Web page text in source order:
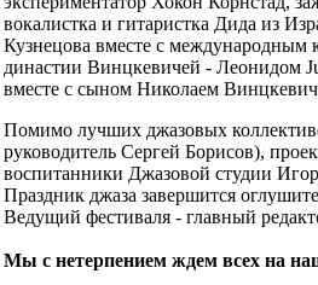
вокалистка и гитаристка Дида из
Кузнецова вместе с международным
династии Винцкевичей - Леонидом
вместе с сыном Николаем
Помимо лучших джазовых
руководитель Сергей Борисов),
воспитанники Джазовой студии
Праздник джаза завершится
Ведущий фестиваля - главный
Мы с нетерпением ждем всех на